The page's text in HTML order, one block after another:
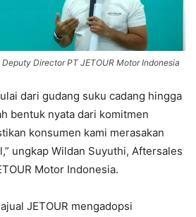
Director PT JETOUR Motor Indonesia
dari gudang suku cadang hingga
bentuk nyata dari komitmen
konsumen kami merasakan
ungkap Wildan Suyuthi, Aftersales
Motor Indonesia.
JETOUR mengadopsi